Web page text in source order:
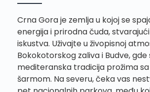
Crna Gora je zemlja u kojoj se
energija i prirodna čuda,
iskustva. Uživajte u živopisnoj
Bokokotorskog zaliva i Budve, gde
mediteranska tradicija prožima
šarmom. Na severu, čeka vas